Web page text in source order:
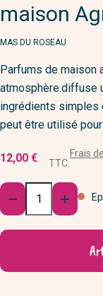
maison
MARQUE
MAS DU ROSEAU
Parfums de maison
atmosphère.diffuse
ingrédients simples
peut être utilisé
12,00 € TTC.
Frais
Quantité
 